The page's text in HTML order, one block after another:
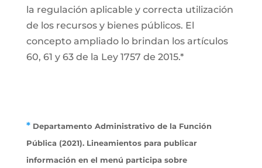
la regulación aplicable y correcta utilización
de los recursos y bienes públicos. El
concepto ampliado lo brindan los artículos
60, 61 y 63 de la Ley 1757 de 2015.*
*Departamento Administrativo de la Función
Pública (2021). Lineamientos para publicar
información en el menú participa sobre